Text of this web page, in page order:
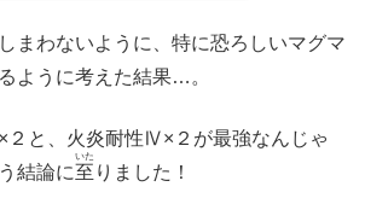
まわないように、特に恐ろしいマグマ
ように考えた結果…。
と、火炎耐性Ⅳ×２が最強なんじゃ
結論に至
いた
りました！